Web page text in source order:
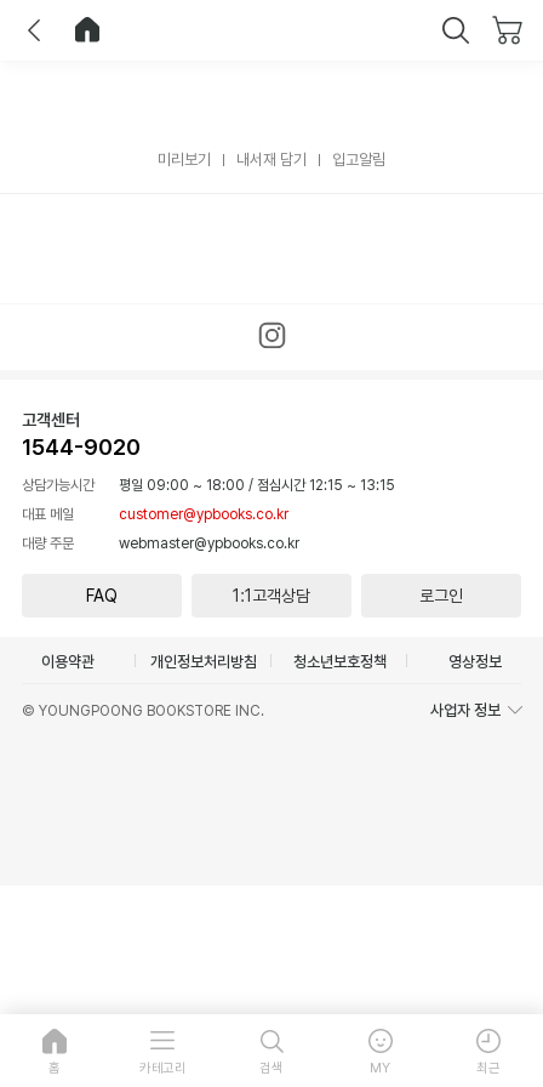
미리보기 내서재 담기 입고알림
고객센터
1544-9020
상담가능시간 평일 09:00 ~ 18:00 / 점심시간 12:15 ~ 13:15
대표 메일
customer@ypbooks.co.kr
대량 주문
webmaster@ypbooks.co.kr
FAQ 1:1고객상담 로그인
이용약관 개인정보처리방침 청소년보호정책 영상정보
© YOUNGPOONG BOOKSTORE INC. 사업자 정보
홈 카테고리 검색 MY 최근